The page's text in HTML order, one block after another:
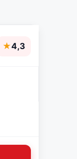
★4,3